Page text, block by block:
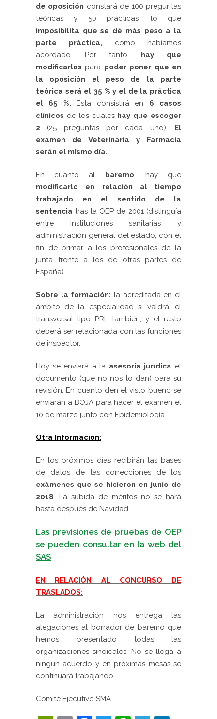
de oposición constará de 100 preguntas
teóricas y 50 prácticas, lo que
imposibilita que se dé más peso a la
parte práctica, como habíamos
acordado. Por tanto, hay que
modificarlas para poder poner que en
la oposición el peso de la parte
teórica será el 35 % y el de la práctica
el 65 %. Esta consistirá en 6 casos
clínicos de los cuales hay que escoger
2 (25 preguntas por cada uno). El
examen de Veterinaria y Farmacia
serán el mismo día.
En cuanto al baremo, hay que
modificarlo en relación al tiempo
trabajado en el sentido de la
sentencia tras la OEP de 2001 (distinguía
entre instituciones sanitarias y
administración general del estado, con el
fin de primar a los profesionales de la
junta frente a los de otras partes de
España).
Sobre la formación: la acreditada en el
ámbito de la especialidad sí valdrá, el
transversal tipo PRL también, y el resto
deberá ser relacionada con las funciones
de inspector.
Hoy se enviará a la asesoría jurídica el
documento (que no nos lo dan) para su
revisión. En cuanto den el visto bueno se
enviarán a BOJA para hacer el examen el
10 de marzo junto con Epidemiología.
Otra Información:
En los próximos días recibirán las bases
de datos de las correcciones de los
exámenes que se hicieron en junio de
2018. La subida de méritos no se hará
hasta después de Navidad.
Las previsiones de pruebas de OEP
se pueden consultar en la web del
SAS
EN RELACIÓN AL CONCURSO DE
TRASLADOS:
La administración nos entrega las
alegaciones al borrador de baremo que
hemos presentado todas las
organizaciones sindicales. No se llega a
ningún acuerdo y en próximas mesas se
continuará trabajando.
Comité Ejecutivo SMA